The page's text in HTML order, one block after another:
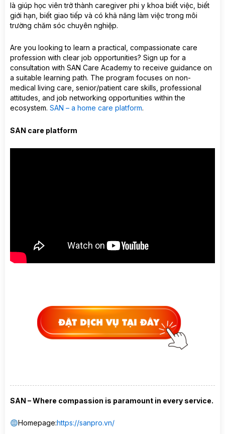
là giúp học viên trở thành caregiver phi y khoa biết việc, biết
giới hạn, biết giao tiếp và có khả năng làm việc trong môi
trường chăm sóc chuyên nghiệp.
Are you looking to learn a practical, compassionate care
profession with clear job opportunities? Sign up for a
consultation with SAN Care Academy to receive guidance on
a suitable learning path. The program focuses on non-
medical living care, senior/patient care skills, professional
attitudes, and job networking opportunities within the
ecosystem. SAN – a home care platform.
SAN care platform
SAN – Where compassion is paramount in every service.
Homepage:https://sanpro.vn/